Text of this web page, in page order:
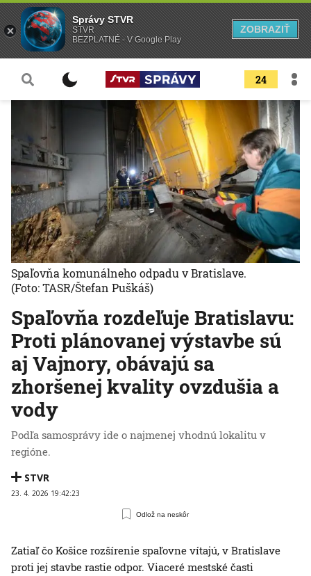
24
Spaľovňa rozdeľuje Bratislavu:
Proti plánovanej výstavbe sú
aj Vajnory, obávajú sa
zhoršenej kvality ovzdušia a
vody
Podľa samosprávy ide o najmenej vhodnú lokalitu v
regióne.
STVR
23. 4. 2026 19:42:23
Odlož na neskôr
Spaľovňa komunálneho odpadu v Bratislave.
(Foto: TASR/Štefan Puškáš)
Zatiaľ čo Košice rozšírenie spaľovne vítajú, v Bratislave
proti jej stavbe rastie odpor. Viaceré mestské časti
Správy STVR
STVR
BEZPLATNÉ - V Google Play
ZOBRAZIŤ